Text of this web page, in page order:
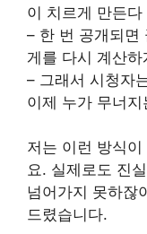
이 치르게 만든다
– 한 번 공개되면
게를 다시 계산
– 그래서 시청자
이제 누가 무너지
저는 이런 방식
요. 실제로도 진
넘어가지 못하잖
드렸습니다.